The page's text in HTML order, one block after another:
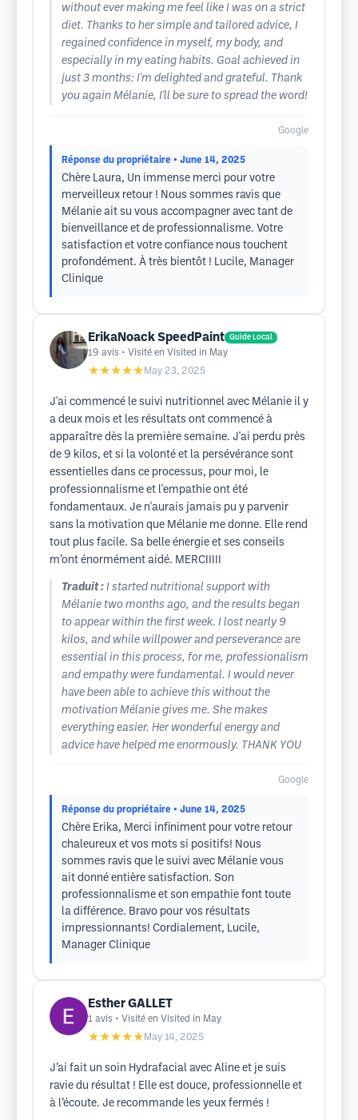
without ever making me feel like I was on a strict
diet. Thanks to her simple and tailored advice, I
regained confidence in myself, my body, and
especially in my eating habits. Goal achieved in
just 3 months: I'm delighted and grateful. Thank
you again Mélanie, I'll be sure to spread the word!
Google
Réponse du propriétaire • June 14, 2025
Chère Laura, Un immense merci pour votre
merveilleux retour ! Nous sommes ravis que
Mélanie ait su vous accompagner avec tant de
bienveillance et de professionnalisme. Votre
satisfaction et votre confiance nous touchent
profondément. À très bientôt ! Lucile, Manager
Clinique
ErikaNoack SpeedPaint Guide Local
19 avis • Visité en Visited in May
★★★★★ May 23, 2025
J'ai commencé le suivi nutritionnel avec Mélanie il y
a deux mois et les résultats ont commencé à
apparaître dès la première semaine. J'ai perdu près
de 9 kilos, et si la volonté et la persévérance sont
essentielles dans ce processus, pour moi, le
professionnalisme et l'empathie ont été
fondamentaux. Je n'aurais jamais pu y parvenir
sans la motivation que Mélanie me donne. Elle rend
tout plus facile. Sa belle énergie et ses conseils
m’ont énormément aidé. MERCIIIII
Traduit : I started nutritional support with
Mélanie two months ago, and the results began
to appear within the first week. I lost nearly 9
kilos, and while willpower and perseverance are
essential in this process, for me, professionalism
and empathy were fundamental. I would never
have been able to achieve this without the
motivation Mélanie gives me. She makes
everything easier. Her wonderful energy and
advice have helped me enormously. THANK YOU
Google
Réponse du propriétaire • June 14, 2025
Chère Erika, Merci infiniment pour votre retour
chaleureux et vos mots si positifs! Nous
sommes ravis que le suivi avec Mélanie vous
ait donné entière satisfaction. Son
professionnalisme et son empathie font toute
la différence. Bravo pour vos résultats
impressionnants! Cordialement, Lucile,
Manager Clinique
Esther GALLET
1 avis • Visité en Visited in May
★★★★★ May 14, 2025
J’ai fait un soin Hydrafacial avec Aline et je suis
ravie du résultat ! Elle est douce, professionnelle et
à l’écoute. Je recommande les yeux fermés !